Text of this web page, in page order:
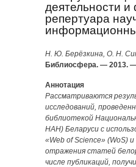
деятельности
репертуара
Н. Ю. Берёзкина, О. Н.
Библиосфера. — 2013.
Аннотация
Рассматриваются
исследований,
библиотекой
НАН) Беларуси с
«Web of Science» (WoS)
отражения статей
числе публикаций,